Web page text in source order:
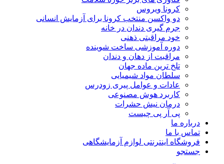
کرونا ویروس
دو واکسن منتخب کرونا برای آزمایش انسانی
جرم گیری دندان در خانه
خود مراقبتی ذهنی
دوره آموزشی ساخت شوینده
مراقبت از دهان و دندان
تلخ ترین ماده جهان
سلطان مواد شیمیایی
عادات و عوامل پیری زودرس
کاربرد هوش مصنوعی
درمان نیش حشرات
پی آر پی چیست
ما
با ما
اینترنتی لوازم آزمایشگاهی